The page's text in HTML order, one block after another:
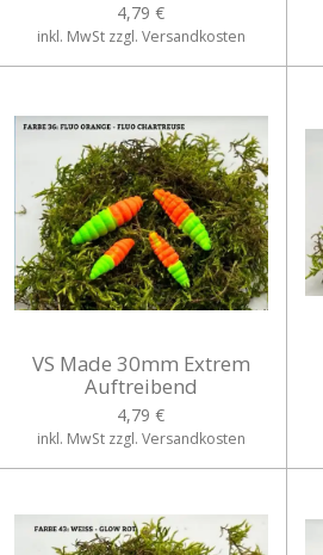
4,79 €
inkl. MwSt zzgl. Versandkosten
VS Made 30mm Extrem
Auftreibend
4,79 €
inkl. MwSt zzgl. Versandkosten